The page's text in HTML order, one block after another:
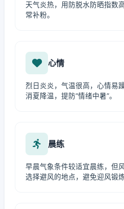
天气炎热，用防脱水防晒指数
常补粉。
心情
烈日炎炎，气温很高，心情易
消夏降温，提防“情绪中暑”。
晨练
早晨气象条件较适宜晨练，但
选择避风的地点，避免迎风锻炼